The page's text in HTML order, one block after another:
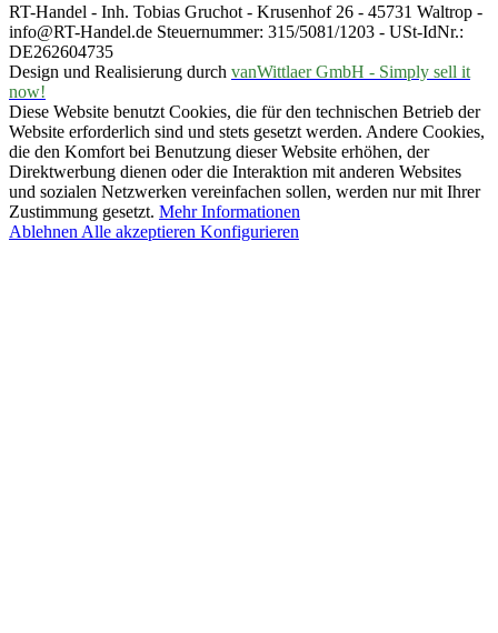
RT-Handel - Inh. Tobias Gruchot - Krusenhof 26 - 45731 Waltrop -
info@RT-Handel.de Steuernummer: 315/5081/1203 - USt-IdNr.:
DE262604735
Design und Realisierung durch vanWittlaer GmbH - Simply sell it
now!
Diese Website benutzt Cookies, die für den technischen Betrieb der
Website erforderlich sind und stets gesetzt werden. Andere Cookies,
die den Komfort bei Benutzung dieser Website erhöhen, der
Direktwerbung dienen oder die Interaktion mit anderen Websites
und sozialen Netzwerken vereinfachen sollen, werden nur mit Ihrer
Zustimmung gesetzt. Mehr Informationen
Ablehnen Alle akzeptieren Konfigurieren